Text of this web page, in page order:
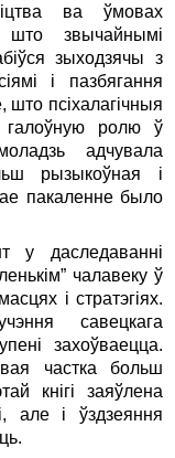
ва ўмовах
што звычайнымі
зыходзячы з
і пазбягання
псіхалагічныя
галоўную ролю ў
адчувала
рызыкоўная і
пакаленне было
у даследаванні
чалавеку ў
і стратэгіях.
савецкага
захоўваецца.
частка больш
кнігі заяўлена
але і ўздзеяння